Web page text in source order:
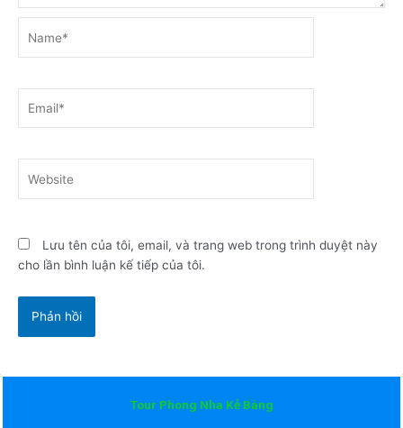
Lưu tên của tôi, email, và trang web trong trình duyệt này
cho lần bình luận kế tiếp của tôi.
Tour Phong Nha Kẻ Bàng